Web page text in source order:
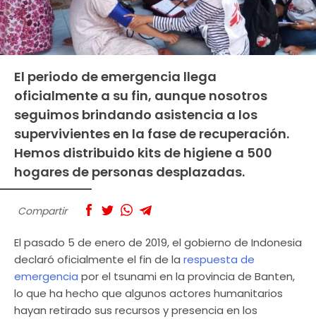
El periodo de emergencia llega
oficialmente a su fin, aunque nosotros
seguimos brindando asistencia a los
supervivientes en la fase de recuperación.
Hemos distribuido kits de higiene a 500
hogares de personas desplazadas.
Compartir
El pasado 5 de enero de 2019, el gobierno de Indonesia
declaró oficialmente el fin de la respuesta de
emergencia por el tsunami en la provincia de Banten,
lo que ha hecho que algunos actores humanitarios
hayan retirado sus recursos y presencia en los